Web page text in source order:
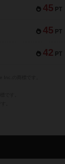
45 PT
45 PT
42 PT